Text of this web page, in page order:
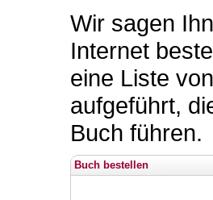
Wir sagen
Internet
eine Liste
aufgeführt,
Buch führen.
Buch bestellen